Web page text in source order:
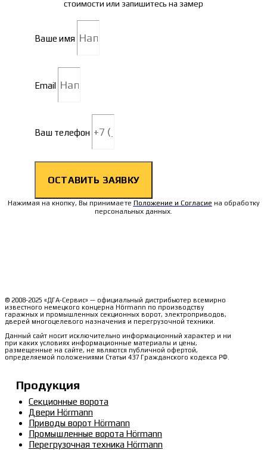
стоимости или запишитесь на замер
Ваше имя
Email
Ваш телефон
ОСТАВИТЬ ЗАЯВКУ
Нажимая на кнопку, Вы принимаете Положение и Согласие на обработку
персональных данных.
© 2008-2025 «ДГА-Сервис» — официальный дистрибьютер всемирно
известного немецкого концерна Hörmann по производству
гаражных и промышленных секционных ворот, электроприводов,
дверей многоцелевого назначения и перегрузочной техники.
Данный сайт носит исключительно информационный характер и ни
при каких условиях информационные материалы и цены,
размещенные на сайте, не являются публичной офертой,
определяемой положениями Статьи 437 Гражданского кодекса РФ.
Продукция
Секционные ворота
Двери Hörmann
Приводы ворот Hörmann
Промышленные ворота Hörmann
Перегрузочная техника Hörmann